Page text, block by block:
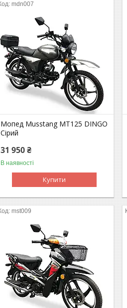
mdn007
Мопед Musstang МТ125 DINGO
Сірий
31 950 ₴
В наявності
Купити
mst009